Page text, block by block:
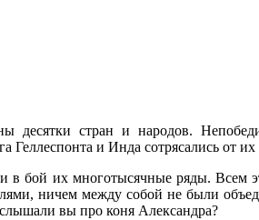
десятки стран и народов.
Геллеспонта и Инда сотрясались от их
в бой их многотысячные ряды. Всем
ничем между собой не были
вы про коня Александра?